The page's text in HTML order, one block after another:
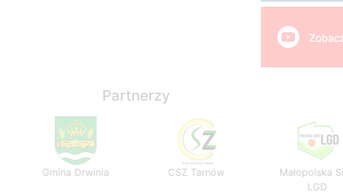
Partnerzy
Gmina Drwinia CSZ Tarnów
Małopolska
LGD